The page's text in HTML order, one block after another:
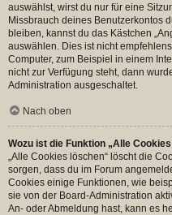
auswählst, wirst du nur für eine
Missbrauch deines Benutzerkontos
bleiben, kannst du das Kästchen
auswählen. Dies ist nicht
Computer, zum Beispiel in einem
nicht zur Verfügung steht, dann
Administration ausgeschaltet.
Nach oben
Wozu ist die Funktion „Alle
„Alle Cookies löschen“ löscht die
sorgen, dass du im Forum
Cookies einige Funktionen, wie
sie von der Board-Administration
An- oder Abmeldung hast, kann es